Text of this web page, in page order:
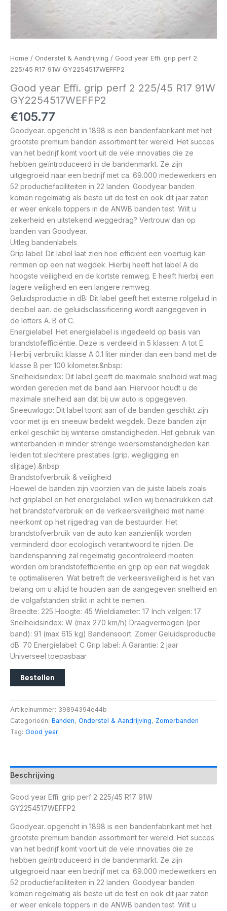
Home / Onderstel & Aandrijving / Good year Effi. grip perf 2
225/45 R17 91W GY2254517WEFFP2
Good year Effi. grip perf 2 225/45 R17 91W
GY2254517WEFFP2
€105.77
Goodyear. opgericht in 1898 is een bandenfabrikant met het
grootste premium banden assortiment ter wereld. Het succes
van het bedrijf komt voort uit de vele innovaties die ze
hebben geïntroduceerd in de bandenmarkt. Ze zijn
uitgegroeid naar een bedrijf met ca. 69.000 medewerkers en
52 productiefaciliteiten in 22 landen. Goodyear banden
komen regelmatig als beste uit de test en ook dit jaar zaten
er weer enkele toppers in de ANWB banden test. Wilt u
zekerheid en uitstekend weggedrag? Vertrouw dan op
banden van Goodyear.
Uitleg bandenlabels
Grip label: Dit label laat zien hoe efficiënt een voertuig kan
remmen op een nat wegdek. Hierbij heeft het label A de
hoogste veiligheid en de kortste remweg. E heeft hierbij een
lagere veiligheid en een langere remweg
Geluidsproductie in dB: Dit label geeft het externe rolgeluid in
decibel aan. de geluidsclassificering wordt aangegeven in
de letters A. B of C.
Energielabel: Het energielabel is ingedeeld op basis van
brandstofefficiëntie. Deze is verdeeld in 5 klassen: A tot E.
Hierbij verbruikt klasse A 0.1 liter minder dan een band met de
klasse B per 100 kilometer.&nbsp:
Snelheidsindex: Dit label geeft de maximale snelheid wat mag
worden gereden met de band aan. Hiervoor houdt u de
maximale snelheid aan dat bij uw auto is opgegeven.
Sneeuwlogo: Dit label toont aan of de banden geschikt zijn
voor met ijs en sneeuw bedekt wegdek. Deze banden zijn
enkel geschikt bij winterse omstandigheden. Het gebruik van
winterbanden in minder strenge weersomstandigheden kan
leiden tot slechtere prestaties (grip. wegligging en
slijtage).&nbsp:
Brandstofverbruik & veiligheid
Hoewel de banden zijn voorzien van de juiste labels zoals
het griplabel en het energielabel. willen wij benadrukken dat
het brandstofverbruik en de verkeersveiligheid met name
neerkomt op het rijgedrag van de bestuurder. Het
brandstofverbruik van de auto kan aanzienlijk worden
verminderd door ecologisch verantwoord te rijden. De
bandenspanning zal regelmatig gecontroleerd moeten
worden om brandstofefficiëntie en grip op een nat wegdek
te optimaliseren. Wat betreft de verkeersveiligheid is het van
belang om u altijd te houden aan de aangegeven snelheid en
de volgafstanden strikt in acht te nemen.
Breedte: 225 Hoogte: 45 Wieldiameter: 17 Inch velgen: 17
Snelheidsindex: W (max 270 km/h) Draagvermogen (per
band): 91 (max 615 kg) Bandensoort: Zomer Geluidsproductie
dB: 70 Energielabel: C Grip label: A Garantie: 2 jaar
Universeel toepasbaar
Bestellen
Artikelnummer: 39894394e44b
Categorieën: Banden, Onderstel & Aandrijving, Zomerbanden
Tag: Good year
Beschrijving
Good year Effi. grip perf 2 225/45 R17 91W
GY2254517WEFFP2
Goodyear. opgericht in 1898 is een bandenfabrikant met het
grootste premium banden assortiment ter wereld. Het succes
van het bedrijf komt voort uit de vele innovaties die ze
hebben geïntroduceerd in de bandenmarkt. Ze zijn
uitgegroeid naar een bedrijf met ca. 69.000 medewerkers en
52 productiefaciliteiten in 22 landen. Goodyear banden
komen regelmatig als beste uit de test en ook dit jaar zaten
er weer enkele toppers in de ANWB banden test. Wilt u